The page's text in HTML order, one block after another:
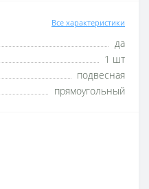
Все характеристики
да
1 шт
подвесная
прямоугольный